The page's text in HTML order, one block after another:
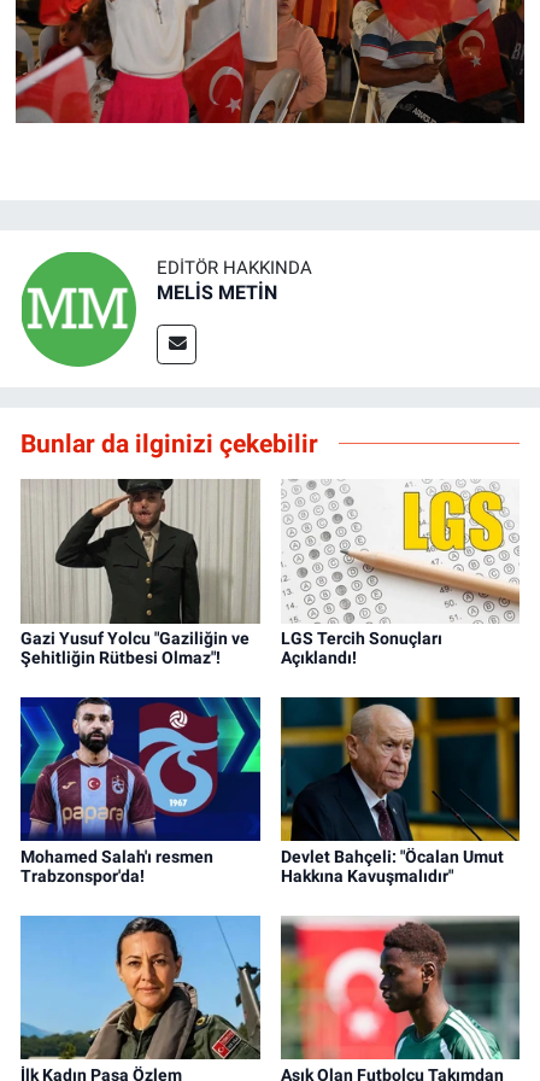
EDITÖR HAKKINDA
MELİS METİN
Bunlar da ilginizi çekebilir
Gazi Yusuf Yolcu "Gaziliğin ve
Şehitliğin Rütbesi Olmaz"!
LGS Tercih Sonuçları
Açıklandı!
Mohamed Salah'ı resmen
Trabzonspor'da!
Devlet Bahçeli: "Öcalan Umut
Hakkına Kavuşmalıdır"
İlk Kadın Paşa Özlem Aşık Olan Futbolcu Takımdan